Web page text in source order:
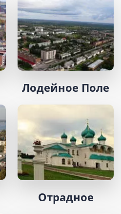
Лодейное Поле
Отрадное